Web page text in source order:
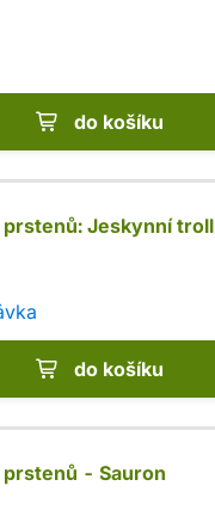
do košíku
prstenů: Jeskynní troll
do košíku
prstenů - Sauron